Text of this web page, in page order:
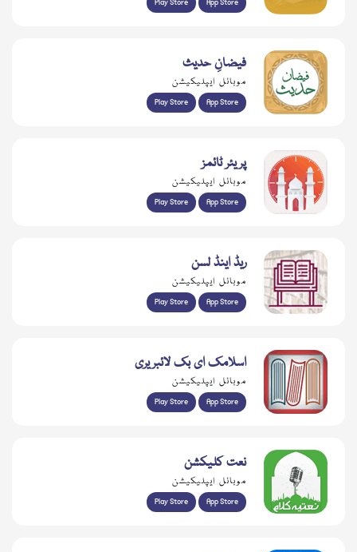
Play Store App Store
فیضانِ حدیث
موبائل ایپلیکیشن
Play Store App Store
پریئر ٹائمز
موبائل ایپلیکیشن
Play Store App Store
ریڈ اینڈ لسن
موبائل ایپلیکیشن
Play Store App Store
اسلامک ای بک لائبریری
موبائل ایپلیکیشن
Play Store App Store
نعت کلیکشن
موبائل ایپلیکیشن
Play Store App Store